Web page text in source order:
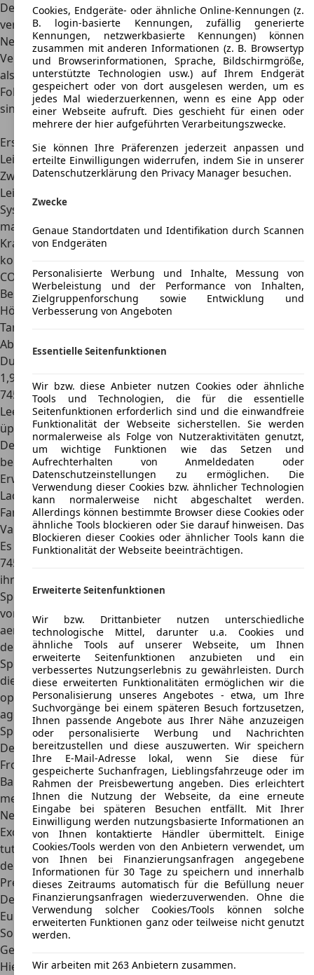
Der BMW 745 istdas erste auch als Plug-in-Hybrid
verfügbare Fahrzeug seiner Reihe, aus dem Hause BMW.
Neben dieser Motorisierung wird auch ein reiner
Verbrenner angeboten. Hierbei kommt nichts Geringeres
als ein Reihensechszylinder mit 286 PS zum Einsatz. Im
Fokus bleibt jedoch der Plug-in-Hybrid. Dessen Kenndaten
sind nachfolgenden in einer Tabelle zusammengefasst.
Technische Daten
BMW 745 Hybrid
Erster Motor
Sechszylinder-Turbobenziner
Leistung des ersten Motors
286 PS
Zweiter Motor
Synchron-Elektromotor
Leistung des zweiten Motors
Systemleistung
maximales Drehmoment
600 Nm
Kraftstoffverbrauch
kombiniert
CO₂-Emissionen kombiniert
52 g/km
Beschleunigung
5,2 s/100 km/h
Höchstgeschwindigkeit
250 km/h
Tankvolumen
Abmessungen
Durch seine Länge von etwa 5,20 Metern, seine Breite von
1,90 Meter und seine Höhe von 1,48 Metern ist der BMW
745
ein echtes Flaggschiff.Die Limousine weist ein
Leergewicht von circa 2.035 Kilogramm und einen sehr
üppigen Radstand von 3,21 Metern auf.
Der BMW 745 bietet ein Kofferraumvolumen von 420 Litern
bei einer maximalen Zuladung von 660 Kilogramm. Eine
Erweiterung ist hier zwar nicht möglich, das gegebene
Ladevolumen genügt allerdings schon für einen
Familienausflug.
Varianten
Es gibt insgesamtfünf moderne Variantendes Typs BMW
745. Der
ihm gesellen sich die beiden Varianten
Sport Pro. Im Vergleich zum Pure Excellence bringen sie
vor allem optische Veränderung mit sich. So verlaufen die
aerodynamischen Konturen des Basismodells unterhalb
der Scheinwerfer nach innen geneigt. Beim M Sport und M
Sport Pro ist hier eine harte Linienführung vorzufinden,
die von der Schürze nach oben verläuft. Durch diese
optische Veränderung wirkt der BMW 745 noch
aggressiver, was natürlich absolut zu einem solchen
Sportmodell passt.
Der
Two-Tone M Sport Prohat ebenfalls dieses
Frontdesign und ist zugleich eine weitere Variante der 745-
Baureihe. Zu guter Letzt gibt es denTwo-Tone Oxidgrau
metallic. Im Gegensatz zu seinen extravaganten
Nebenbuhlern lehnt er sich wieder mehr an das Pure
Excellence Design an. Wie der Name schon vermuten lässt,
tut er das allerdings zweifarbig. Selbstverständlich gibt es
den BMW 745 auch mit Allradantrieb.
Preis
Der Listenneupreis für einen BMW 745 liegt bei 112.400
Euro. Je nach Ausführung und gewünschten
Sonderausstattungen kann der Preis hier variieren.
Gebrauchtwagen gibt es hingegen schon etwas günstiger.
Hier ist mit Preisen ab etwa 80.000 Euro zu rechnen. Die
Cookies, Endgeräte- oder ähnliche Online-Kennungen (z.
B. login-basierte Kennungen, zufällig generierte
Kennungen, netzwerkbasierte Kennungen) können
zusammen mit anderen Informationen (z. B. Browsertyp
und Browserinformationen, Sprache, Bildschirmgröße,
unterstützte Technologien usw.) auf Ihrem Endgerät
gespeichert oder von dort ausgelesen werden, um es
jedes Mal wiederzuerkennen, wenn es eine App oder
einer Webseite aufruft. Dies geschieht für einen oder
mehrere der hier aufgeführten Verarbeitungszwecke.
Sie können Ihre Präferenzen jederzeit anpassen und
erteilte Einwilligungen widerrufen, indem Sie in unserer
Datenschutzerklärung den Privacy Manager besuchen.
Zwecke
Genaue Standortdaten und Identifikation durch Scannen
von Endgeräten
Personalisierte Werbung und Inhalte, Messung von
Werbeleistung und der Performance von Inhalten,
Zielgruppenforschung sowie Entwicklung und
Verbesserung von Angeboten
Essentielle Seitenfunktionen
Wir bzw. diese Anbieter nutzen Cookies oder ähnliche
Tools und Technologien, die für die essentielle
Seitenfunktionen erforderlich sind und die einwandfreie
Funktionalität der Webseite sicherstellen. Sie werden
normalerweise als Folge von Nutzeraktivitäten genutzt,
um wichtige Funktionen wie das Setzen und
Aufrechterhalten von Anmeldedaten oder
Datenschutzeinstellungen zu ermöglichen. Die
Verwendung dieser Cookies bzw. ähnlicher Technologien
kann normalerweise nicht abgeschaltet werden.
Allerdings können bestimmte Browser diese Cookies oder
ähnliche Tools blockieren oder Sie darauf hinweisen. Das
Blockieren dieser Cookies oder ähnlicher Tools kann die
Funktionalität der Webseite beeinträchtigen.
Erweiterte Seitenfunktionen
Wir bzw. Drittanbieter nutzen unterschiedliche
technologische Mittel, darunter u.a. Cookies und
ähnliche Tools auf unserer Webseite, um Ihnen
erweiterte Seitenfunktionen anzubieten und ein
verbessertes Nutzungserlebnis zu gewährleisten. Durch
diese erweiterten Funktionalitäten ermöglichen wir die
Personalisierung unseres Angebotes - etwa, um Ihre
Suchvorgänge bei einem späteren Besuch fortzusetzen,
Ihnen passende Angebote aus Ihrer Nähe anzuzeigen
oder personalisierte Werbung und Nachrichten
bereitzustellen und diese auszuwerten. Wir speichern
Ihre E-Mail-Adresse lokal, wenn Sie diese für
gespeicherte Suchanfragen, Lieblingsfahrzeuge oder im
Rahmen der Preisbewertung angeben. Dies erleichtert
Ihnen die Nutzung der Webseite, da eine erneute
Eingabe bei späteren Besuchen entfällt. Mit Ihrer
Einwilligung werden nutzungsbasierte Informationen an
von Ihnen kontaktierte Händler übermittelt. Einige
Cookies/Tools werden von den Anbietern verwendet, um
von Ihnen bei Finanzierungsanfragen angegebene
Informationen für 30 Tage zu speichern und innerhalb
dieses Zeitraums automatisch für die Befüllung neuer
Finanzierungsanfragen wiederzuverwenden. Ohne die
Verwendung solcher Cookies/Tools können solche
erweiterten Funktionen ganz oder teilweise nicht genutzt
werden.
Wir arbeiten mit 263 Anbietern zusammen.